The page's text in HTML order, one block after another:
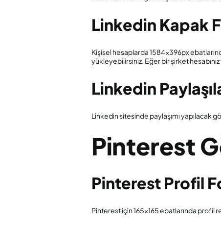
Linkedin Kapak
Kişisel hesaplarda 1584x396px
yükleyebilirsiniz. Eğer bir şirket
Linkedin
Linkedin sitesinde paylaşımı yapılacak
Pinterest
Pinterest Profil
Pinterest için 165×165 ebatlarında profil